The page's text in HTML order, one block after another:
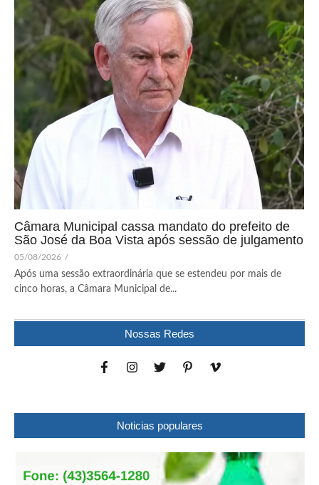
Câmara Municipal cassa mandato do prefeito de
São José da Boa Vista após sessão de julgamento
05/08/2026 /
Após uma sessão extraordinária que se estendeu por mais de
cinco horas, a Câmara Municipal de...
Nossas Redes
Noticias populares